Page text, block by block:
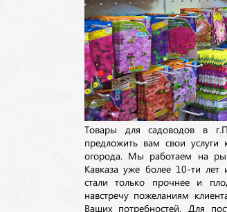
Товары для садоводов в
предложить вам свои услуги
огорода. Мы работаем на
Кавказа уже более 10-ти лет
стали только прочнее и
навстречу пожеланиям
Ваших потребностей. Для